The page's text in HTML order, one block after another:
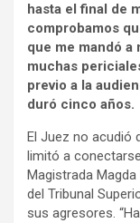
hasta el final de
comprobamos
que me mandó
muchas
previo a la
duró cinco años.
El Juez no acudió
limitó a
Magistrada
del Tribunal
sus agresores.